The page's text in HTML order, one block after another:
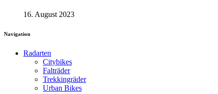
16. August 2023
Navigation
Radarten
Citybikes
Falträder
Trekkingräder
Urban Bikes